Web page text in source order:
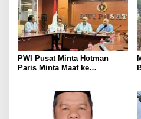
PWI Pusat Minta Hotman
Paris Minta Maaf ke